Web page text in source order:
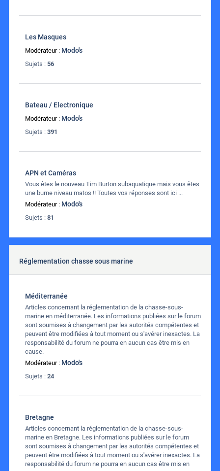
Les Masques
Modérateur : Modo's
Sujets : 56
Bateau / Electronique
Modérateur : Modo's
Sujets : 391
APN et Caméras
Vous êtes le nouveau Tim Burton subaquatique mais vous êtes
une burne niveau matos !! Toutes vos réponses sont ici ...
Modérateur : Modo's
Sujets : 81
Réglementation chasse sous marine
Méditerranée
Articles concernant la réglementation de la chasse-sous-
marine en méditerranée. Les informations publiées sur le forum
sont soumises à changement par les autorités compétentes et
peuvent être modifiées à tout moment ou s'avérer inexactes. La
responsabilité du forum ne pourra en aucun cas être mis en
cause.
Modérateur : Modo's
Sujets : 24
Bretagne
Articles concernant la réglementation de la chasse-sous-
marine en Bretagne. Les informations publiées sur le forum
sont soumises à changement par les autorités compétentes et
peuvent être modifiées à tout moment ou s'avérer inexactes. La
responsabilité du forum ne pourra en aucun cas être mis en